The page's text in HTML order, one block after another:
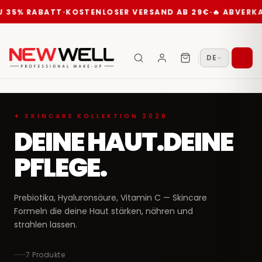
RABATT·KOSTENLOSER VERSAND AB 29€·🔥
DE
✦ SKINCARE KOLLEKTION 2026
DEINE HAUT.DEINE
PFLEGE.
Prebiotika, Hyaluronsäure, Vitamin C — Skincare
Formeln die deine Haut stärken, nähren und
strahlen lassen.
7 Produkte